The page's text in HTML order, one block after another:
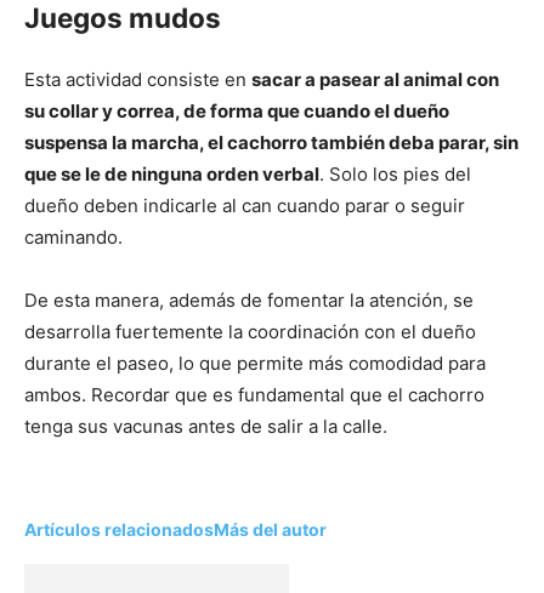
Juegos mudos
Esta actividad consiste en sacar a pasear al animal con
su collar y correa, de forma que cuando el dueño
suspensa la marcha, el cachorro también deba parar, sin
que se le de ninguna orden verbal. Solo los pies del
dueño deben indicarle al can cuando parar o seguir
caminando.
De esta manera, además de fomentar la atención, se
desarrolla fuertemente la coordinación con el dueño
durante el paseo, lo que permite más comodidad para
ambos. Recordar que es fundamental que el cachorro
tenga sus vacunas antes de salir a la calle.
Artículos relacionadosMás del autor